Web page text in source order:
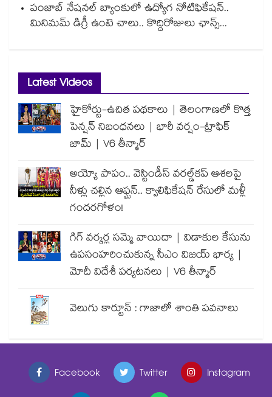
పంజాబ్ నేషనల్ బ్యాంకులో ఉద్యోగ నోటిఫికేషన్..
మినిమమ్ డిగ్రీ ఉంటె చాలు.. కొద్దిరోజులు ఛాన్స్...
Latest Videos
హైకోర్టు-ఉచిత పథకాలు | తెలంగాణలో కొత్త
పెన్షన్ నిబంధనలు | భారీ వర్షం-ట్రాఫిక్
జామ్ | V6 తీన్మార్
అయ్యో పాపం.. వెస్టిండీస్ వరల్డ్‌కప్ ఆశలపై
నీళ్లు చల్లిన ఆఫ్ఘన్.. క్వాలిఫికేషన్ రేసులో మళ్లీ
గందరగోళం!
గిగ్ వర్కర్ల సమ్మె వాయిదా | విడాకుల కేసును
ఉపసంహరించుకున్న సీఎం విజయ్ భార్య |
మోదీ విదేశీ పర్యటనలు | V6 తీన్మార్
వెలుగు కార్టూన్ : గాజాలో శాంతి పవనాలు
Facebook Twitter
Instagram